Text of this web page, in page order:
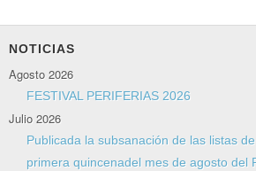
NOTICIAS
Agosto 2026
FESTIVAL PERIFERIAS 2026
Julio 2026
Publicada la subsanación de las listas
primera quincenadel mes de agosto del